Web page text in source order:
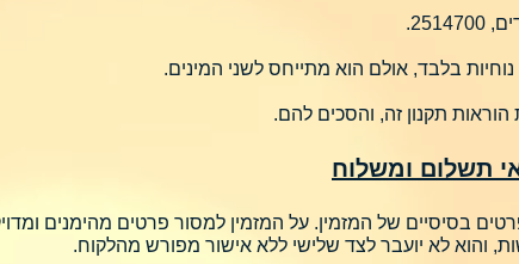
בלבד, אולם הוא מתייחס לשני המינים.
תקנון זה, והסכים להם.
תשלום ומשלוח
בסיסיים של המזמין. על המזמין למסור פרטים מהימנים
והוא לא יועבר לצד שלישי ללא אישור מפורש מהלקוח.